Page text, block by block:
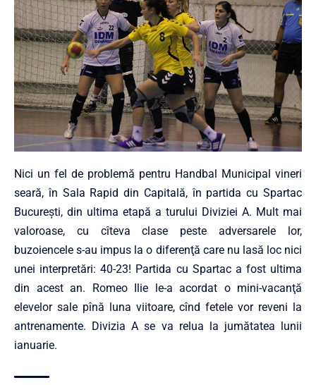
Nici un fel de problemă pentru Handbal Municipal vineri
seară, în Sala Rapid din Capitală, în partida cu Spartac
Bucureşti, din ultima etapă a turului Diviziei A. Mult mai
valoroase, cu cîteva clase peste adversarele lor,
buzoiencele s-au impus la o diferenţă care nu lasă loc nici
unei interpretări: 40-23! Partida cu Spartac a fost ultima
din acest an. Romeo Ilie le-a acordat o mini-vacanţă
elevelor sale pînă luna viitoare, cînd fetele vor reveni la
antrenamente. Divizia A se va relua la jumătatea lunii
ianuarie.